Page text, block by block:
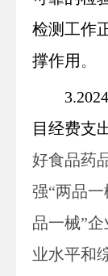
检测工作
撑作用 。
目 经费支
好食品药
强“两品
品一械”
业水平和